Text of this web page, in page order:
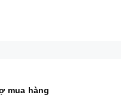
mua hàng